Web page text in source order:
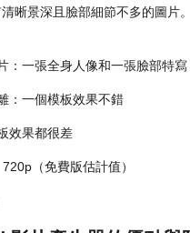
晰景深且臉部細節不多的圖片
：一張全身人像和一張臉部特寫
：一個模板效果不錯
效果都很差
（免費版估計值）